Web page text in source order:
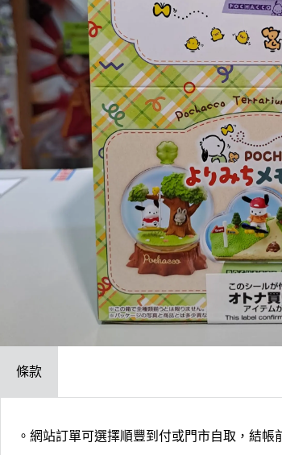
條款
。網站訂單可選擇順豐到付或門市自取，結